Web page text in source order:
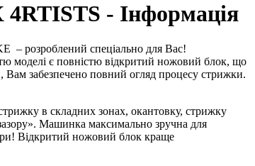
- Інформація
– розроблений спеціально для Вас!
моделі є повністю відкритий ножовий блок, що
Вам забезпечено повний огляд процесу стрижки.
в складних зонах, окантовку, стрижку
Машинка максимально зручна для
Відкритий ножовий блок краще